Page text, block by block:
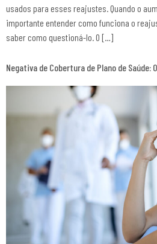
usados para esses reajustes. Quando o
importante entender como funciona o
saber como questioná-lo. O […]
Negativa de Cobertura de Plano de Saúde: